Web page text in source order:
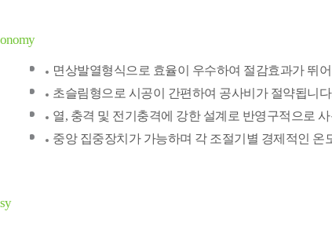
면상발열형식으로 효율이 우수하여 절감효과가 뛰
초슬림형으로 시공이 간편하여 공사비가 절약됩니
열, 충격 및 전기충격에 강한 설계로 반영구적으로
중앙 집중장치가 가능하며 각 조절기별 경제적인 온